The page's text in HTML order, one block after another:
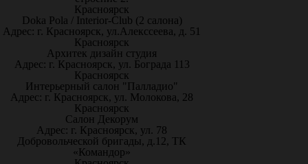
Красноярск
Doka Pola / Interior-Club (2 салона)
Адрес: г. Красноярск, ул.Алекссеева, д. 51
Красноярск
Архитек дизайн студия
Адрес: г. Красноярск, ул. Бограда 113
Красноярск
Интерьерный салон "Палладио"
Адрес: г. Красноярск, ул. Молокова, 28
Красноярск
Салон Декорум
Адрес: г. Красноярск, ул. 78
Добровольческой бригады, д.12, ТК
«Командор»